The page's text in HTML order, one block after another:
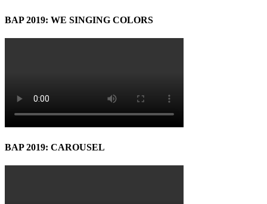
BAP 2019: WE SINGING COLORS
BAP 2019: CAROUSEL